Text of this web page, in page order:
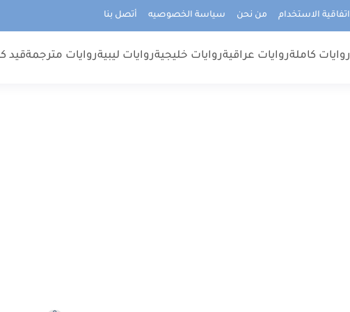
اتفاقية الاستخدام من نحن سياسة الخصوصيه أتصل بنا
روايات كاملةروايات عراقيةروايات خليجيةروايات ليبيةروايات مترجمةقيد